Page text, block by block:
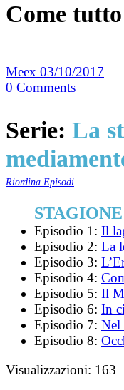
Come
Meex 03/10/2017
0 Comments
Serie: La
Riordina Episodi
STAGIONE
Episodio 1: Il
Episodio 2: La
Episodio 3:
Episodio 4:
Episodio 5: Il
Episodio 6: In
Episodio 7: Nel
Episodio 8:
Visualizzazioni: 163